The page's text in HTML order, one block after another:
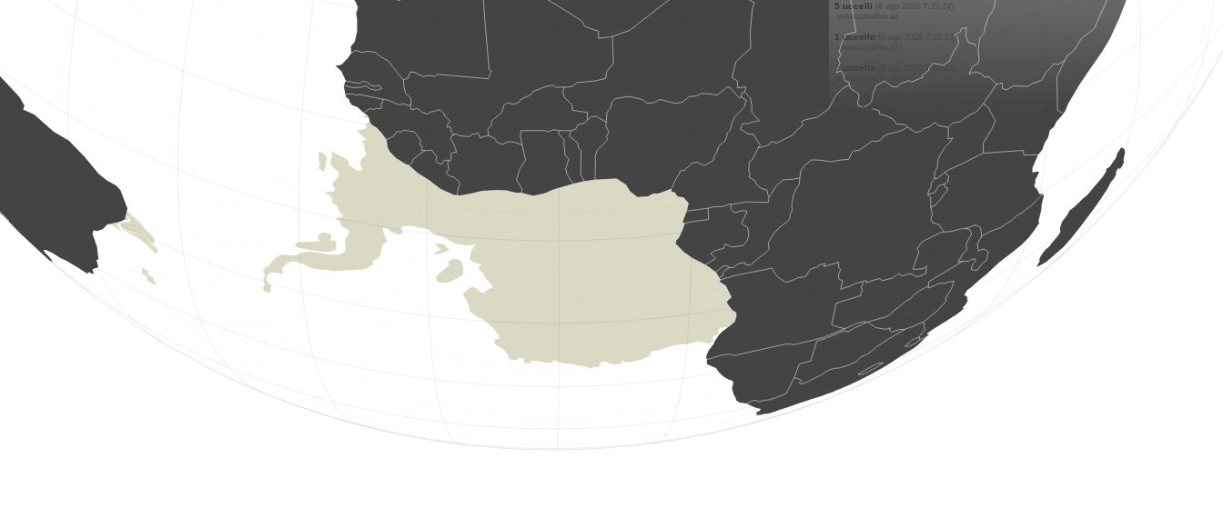
2 uccelli (8 ago 2026 7:35:25)
www.ornitho.at
2 uccelli (8 ago 2026 7:35:25)
www.ornitho.at
5 uccelli (8 ago 2026 7:35:25)
www.ornitho.at
3 uccelli
www.ornitho.at
(8 ago 2026 7:35:25)
www.ornitho.pl
2 uccelli (8 ago 2026 7:35:24)
(8 ago 2026 7:35:24)
(8 ago 2026 7:35:24)
(8 ago 2026 7:35:24)
www.ornitho.at
1 uccello (8 ago 2026 7:35:24)
www.ornitho.at
1 uccello (8 ago 2026 7:35:24)
www.ornitho.at
1 uccello (8 ago 2026 7:35:24)
www.ornitho.at
1 uccello (8 ago 2026 7:35:24)
www.ornitho.at